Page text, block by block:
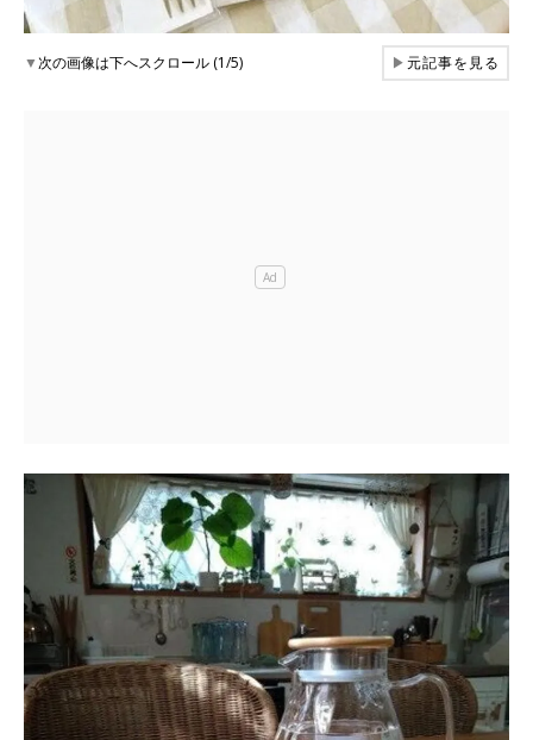
▼次の画像は下へスクロール (1/5) ▶元記事を見る